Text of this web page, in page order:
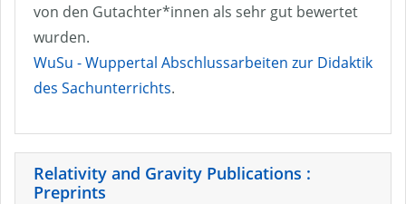
von den Gutachter*innen als sehr gut bewertet
wurden.
WuSu - Wuppertal Abschlussarbeiten zur Didaktik
des Sachunterrichts.
Relativity and Gravity Publications :
Preprints